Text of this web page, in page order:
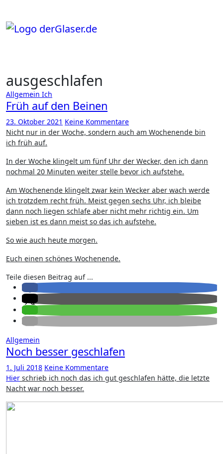
springen
ausgeschlafen
Allgemein Ich
Früh auf den Beinen
23. Oktober 2021 Keine Kommentare
Nicht nur in der Woche, sondern auch am Wochenende bin
ich früh auf.
In der Woche klingelt um fünf Uhr der Wecker, den ich dann
nochmal 20 Minuten weiter stelle bevor ich aufstehe.
Am Wochenende klingelt zwar kein Wecker aber wach werde
ich trotzdem recht früh. Meist gegen sechs Uhr, ich bleibe
dann noch liegen schlafe aber nicht mehr richtig ein. Um
sieben ist es dann meist so das ich aufstehe.
So wie auch heute morgen.
Euch einen schönes Wochenende.
Teile diesen Beitrag auf ...
Allgemein
Noch besser geschlafen
1. Juli 2018 Keine Kommentare
Hier schrieb ich noch das ich gut geschlafen hätte, die letzte
Nacht war noch besser.